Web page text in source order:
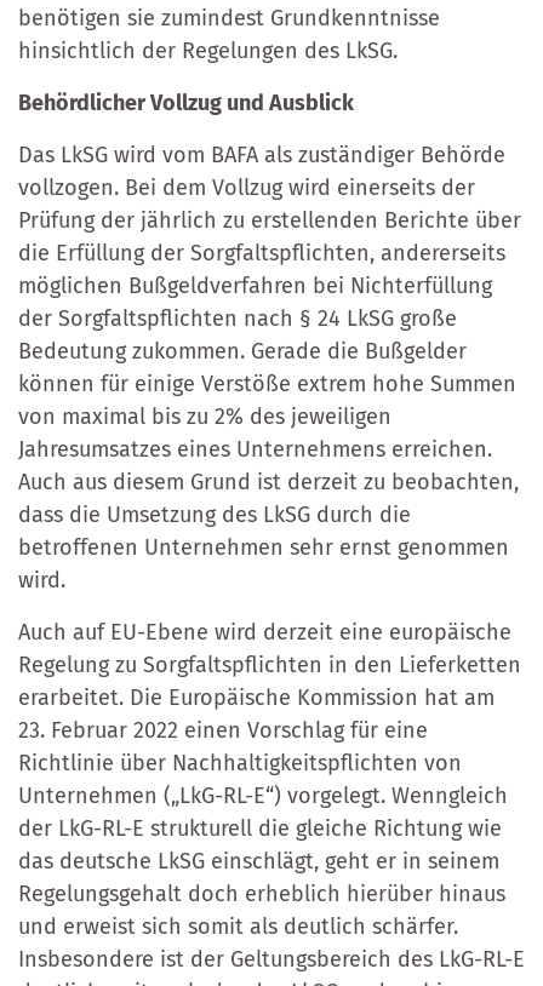
benötigen sie zumindest Grundkenntnisse
hinsichtlich der Regelungen des LkSG.
Behördlicher Vollzug und Ausblick
Das LkSG wird vom BAFA als zuständiger Behörde
vollzogen. Bei dem Vollzug wird einerseits der
Prüfung der jährlich zu erstellenden Berichte über
die Erfüllung der Sorgfaltspflichten, andererseits
möglichen Bußgeldverfahren bei Nichterfüllung
der Sorgfaltspflichten nach § 24 LkSG große
Bedeutung zukommen. Gerade die Bußgelder
können für einige Verstöße extrem hohe Summen
von maximal bis zu 2% des jeweiligen
Jahresumsatzes eines Unternehmens erreichen.
Auch aus diesem Grund ist derzeit zu beobachten,
dass die Umsetzung des LkSG durch die
betroffenen Unternehmen sehr ernst genommen
wird.
Auch auf EU-Ebene wird derzeit eine europäische
Regelung zu Sorgfaltspflichten in den Lieferketten
erarbeitet. Die Europäische Kommission hat am
23. Februar 2022 einen Vorschlag für eine
Richtlinie über Nachhaltigkeitspflichten von
Unternehmen („LkG-RL-E“) vorgelegt. Wenngleich
der LkG-RL-E strukturell die gleiche Richtung wie
das deutsche LkSG einschlägt, geht er in seinem
Regelungsgehalt doch erheblich hierüber hinaus
und erweist sich somit als deutlich schärfer.
Insbesondere ist der Geltungsbereich des LkG-RL-E